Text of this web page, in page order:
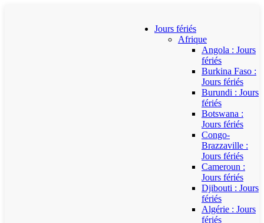
Jours fériés
Afrique
Angola : Jours
fériés
Burkina Faso :
Jours fériés
Burundi : Jours
fériés
Botswana :
Jours fériés
Congo-
Brazzaville :
Jours fériés
Cameroun :
Jours fériés
Djibouti : Jours
fériés
Algérie : Jours
fériés